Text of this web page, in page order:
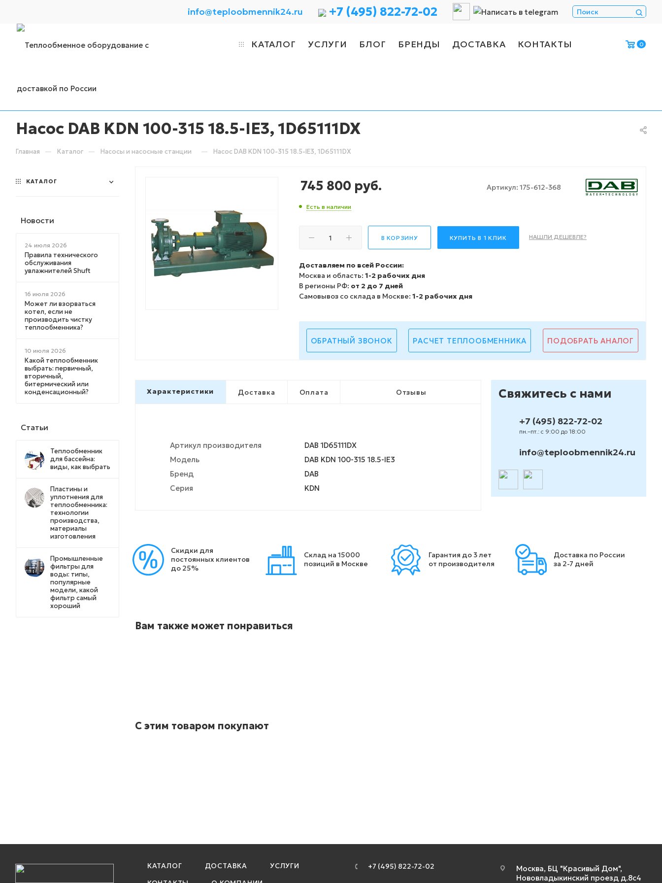
info@teploobmennik24.ru +7 (495) 822-72-02
КАТАЛОГ УСЛУГИ БЛОГ БРЕНДЫ ДОСТАВКА КОНТАКТЫ 0
Насос DAB KDN 100-315 18.5-IE3, 1D65111DX
Главная — Каталог — Насосы и насосные станции — Насос DAB KDN 100-315 18.5-IE3, 1D65111DX
Артикул: 175-612-368
745 800 руб.
Есть в наличии
В КОРЗИНУ КУПИТЬ В 1 КЛИК НАШЛИ ДЕШЕВЛЕ?
Доставляем по всей России:
Москва и область: 1-2 рабочих дня
В регионы РФ: от 2 до 7 дней
Самовывоз со склада в Москве: 1-2 рабочих дня
ОБРАТНЫЙ ЗВОНОК РАСЧЕТ ТЕПЛООБМЕННИКА ПОДОБРАТЬ АНАЛОГ
Характеристики Доставка Оплата Отзывы
Артикул производителя
DAB 1D65111DX
Модель
DAB KDN 100-315 18.5-IE3
Бренд
DAB
Серия
KDN
Свяжитесь с нами
+7 (495) 822-72-02
пн.–пт.: с 9:00 до 18:00
info@teploobmennik24.ru
Скидки для
постоянных клиентов
до 25%
Склад на 15000
позиций в Москве
Гарантия до 3 лет
от производителя
Доставка по России
за 2-7 дней
Вам также может понравиться
С этим товаром покупают
КАТАЛОГ
Новости
24 июля 2026
Правила технического
обслуживания
увлажнителей Shuft
16 июля 2026
Может ли взорваться
котел, если не
производить чистку
теплообменника?
10 июля 2026
Какой теплообменник
выбрать: первичный,
вторичный,
битермический или
конденсационный?
Статьи
Теплообменник
для бассейна:
виды, как выбрать
Пластины и
уплотнения для
теплообменника:
технологии
производства,
материалы
изготовления
Промышленные
фильтры для
воды: типы,
популярные
модели, какой
фильтр самый
хороший
КАТАЛОГ ДОСТАВКА
УСЛУГИ
+7 (495) 822-72-02
Москва, БЦ "Красивый Дом",
Нововладыкинский проезд д.8с4